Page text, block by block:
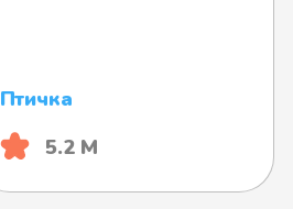
Птичка
5.2 М